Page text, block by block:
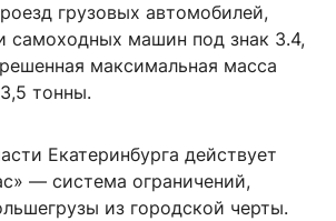
грузовых автомобилей,
самоходных машин под знак 3.4,
максимальная масса
тонны.
Екатеринбурга действует
— система ограничений,
из городской черты.